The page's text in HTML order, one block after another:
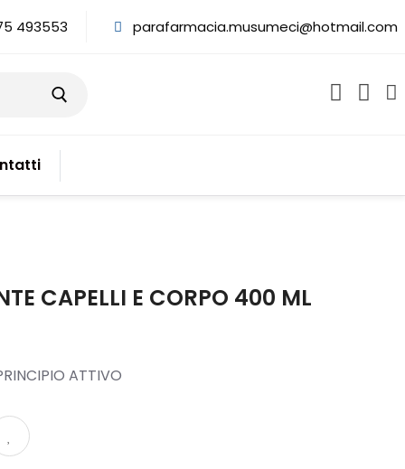
493553 parafarmacia.musumeci@hotmail.com
CAPELLI E CORPO 400 ML
ATTIVO